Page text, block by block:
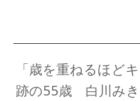
「歳を重ねるほど
跡の55歳 白川み